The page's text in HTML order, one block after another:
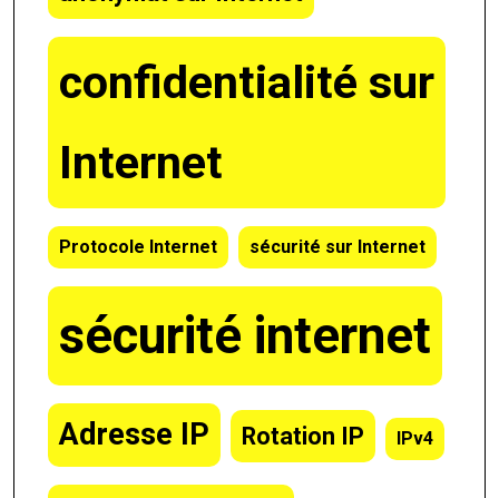
confidentialité sur
Internet
Protocole Internet sécurité sur Internet
sécurité internet
Adresse IP Rotation IP IPv4